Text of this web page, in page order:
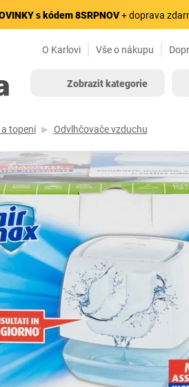
s kódem 8SRPNOV+ doprava
O Karlovi Vše o nákupu
Zobrazit kategorie
topení Odvlhčovače vzduchu